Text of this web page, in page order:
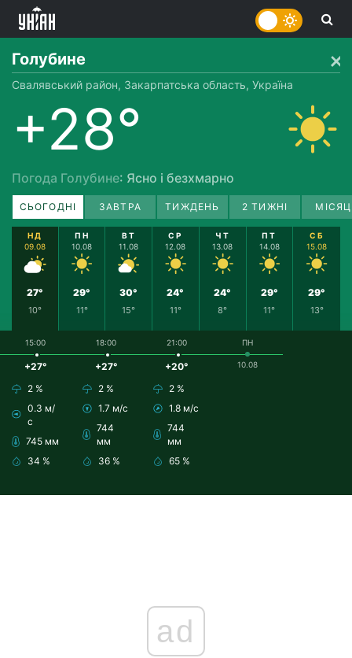
Голубине
Свалявський район, Закарпатська область, Україна
+28°
Погода Голубине: Ясно і безхмарно
СЬОГОДНІ ЗАВТРА ТИЖДЕНЬ 2 ТИЖНІ
НД
09.08
27°
10°
ПН
10.08
29°
11°
ВТ
11.08
30°
15°
СР
12.08
24°
11°
ЧТ
13.08
24°
8°
ПТ
14.08
29°
11°
СБ
15.08
29°
13°
15:00
+27°
2 %
0.3 м/
с
745 мм
34 %
18:00
+27°
2 %
1.7 м/с
744
мм
36 %
21:00
+20°
2 %
1.8 м/с
744
мм
65 %
ПН
10.08
ad